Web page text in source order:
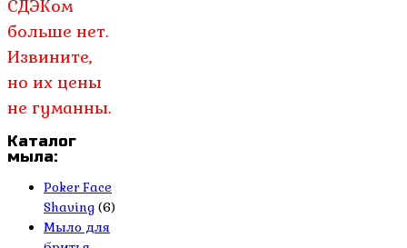
СДЭКом
больше нет.
Извините,
но их цены
не гуманны.
Каталог
мыла:
Poker Face
Shaving (6)
Мыло для